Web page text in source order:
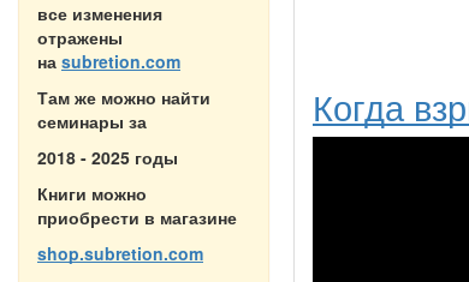
все изменения
отражены
на subretion.com
Там же можно найти
семинары за
2018 - 2025 годы
Книги можно
приобрести в магазине
shop.subretion.com
Когда